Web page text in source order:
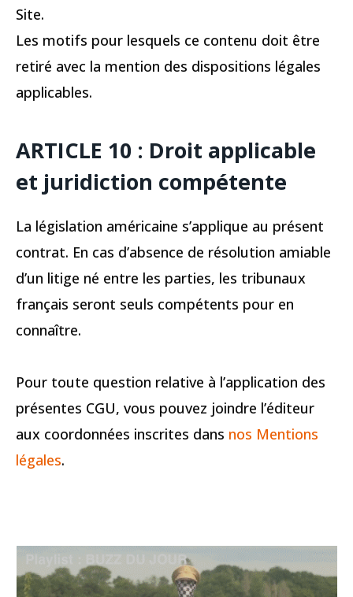
Site.
Les motifs pour lesquels ce contenu doit être
retiré avec la mention des dispositions légales
applicables.
ARTICLE 10 : Droit applicable
et juridiction compétente
La législation américaine s’applique au présent
contrat. En cas d’absence de résolution amiable
d’un litige né entre les parties, les tribunaux
français seront seuls compétents pour en
connaître.
Pour toute question relative à l’application des
présentes CGU, vous pouvez joindre l’éditeur
aux coordonnées inscrites dans nos Mentions
légales.